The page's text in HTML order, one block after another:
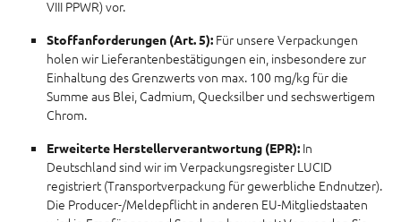
VIII PPWR) vor.
Stoffanforderungen (Art. 5): Für unsere Verpackungen
holen wir Lieferantenbestätigungen ein, insbesondere zur
Einhaltung des Grenzwerts von max. 100 mg/kg für die
Summe aus Blei, Cadmium, Quecksilber und sechswertigem
Chrom.
Erweiterte Herstellerverantwortung (EPR): In
Deutschland sind wir im Verpackungsregister LUCID
registriert (Transportverpackung für gewerbliche Endnutzer).
Die Producer-/Meldepflicht in anderen EU-Mitgliedstaaten